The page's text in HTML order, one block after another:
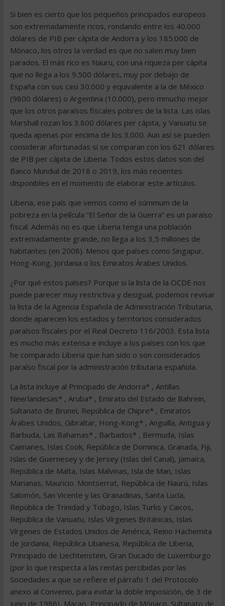
Si bien es cierto que los pequeños principados europeos
son extremadamente ricos, rondando entre los 40.000
dólares de PIB per cápita de Andorra y los 185.000 de
Mónaco, los otros la verdad es que no salen muy bien
parados. El más rico es Nauru, con una riqueza per cápita
que no llega a los 9.500 dólares, muy por debajo de
España con sus casi 30.000 y equivalente a la de México
(9800 dólares) o Argentina (10.000), pero mmucho mejor
que los otros paraísos fiscales pobres de la lista. Las islas
Marshall rozan los 3.800 dólares per cápita, y Vanuatu se
queda apenas por encima de los 3.000. Aun así se pueden
considerar afortunadas si se comparan con los 621 dólares
de PIB per cápita de Liberia. Todos estos datos son del
Banco Mundial de 2018 o 2019, los más recientes
disponibles en el momento de elaborar este artículos.
Liberia, ese país que vemos como el súmmum de la
pobreza en la película “El Señor de la Guerra” es un paraíso
fiscal. Además no es que Liberia tenga una población
extremadamente grande, no llega a los 3,5 millones de
habitantes (en 2008). Menos que países como Singapur,
Hong-Kong, Jordania o los Emiratos Árabes Unidos.
¿Por qué estos países? Porque si la lista de la OCDE nos
puede parecer muy restrictiva y desigual, podemos revisar
la lista de la Agencia Española de Administración Tributaria,
donde aparecen los estados y territorios considerados
paraísos fiscales por el Real Decreto 116/2003. Esta lista
es mucho más extensa e incluye a los países con los que
he comparado Liberia que han sido o son considerados
paraíso fiscal por la administración tributaria española.
La lista incluye al Principado de Andorra* , Antillas
Neerlandesas* , Aruba* , Emirato del Estado de Bahrein,
Sultanato de Brunei, República de Chipre* , Emiratos
Árabes Unidos, Gibraltar, Hong-Kong* , Anguilla, Antigua y
Barbuda, Las Bahamas* , Barbados* , Bermuda, Islas
Caimanes, Islas Cook, República de Dominica, Granada, Fiji,
Islas de Guernesey y de Jersey (Islas del Canal), Jamaica,
República de Malta, Islas Malvinas, Isla de Man, Islas
Marianas, Mauricio. Montserrat, República de Naurú, Islas
Salomón, San Vicente y las Granadinas, Santa Lucía,
República de Trinidad y Tobago, Islas Turks y Caicos,
República de Vanuatu, Islas Vírgenes Británicas, Islas
Vírgenes de Estados Unidos de América, Reino Hachemita
de Jordania, República Libanesa, República de Liberia,
Principado de Liechtenstein, Gran Ducado de Luxemburgo
(por lo que respecta a las rentas percibidas por las
Sociedades a que se refiere el párrafo 1 del Protocolo
anexo al Convenio, para evitar la doble imposición, de 3 de
junio de 1986), Macao, Principado de Mónaco, Sultanato de